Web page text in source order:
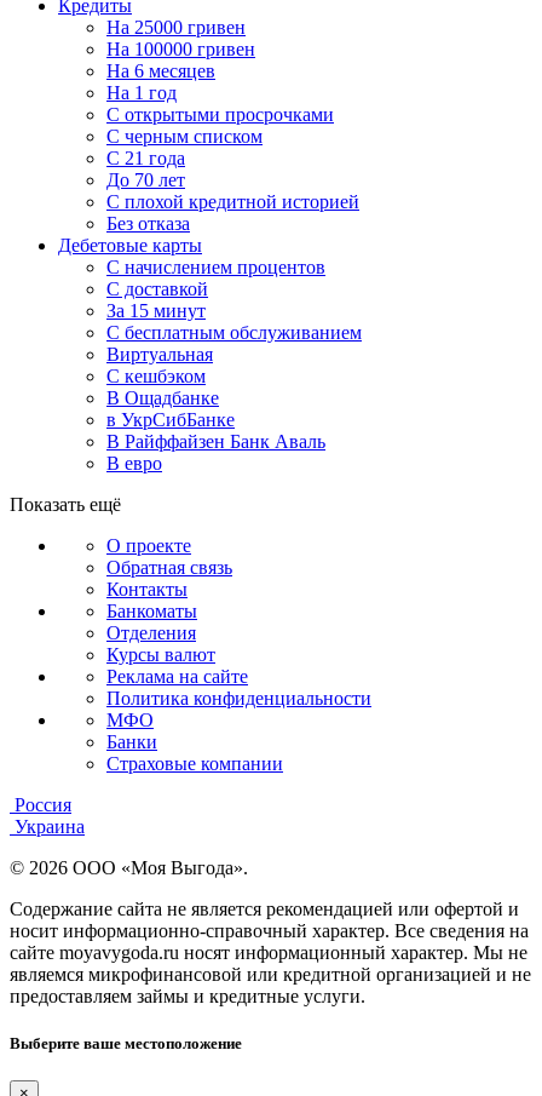
Кредиты
На 25000 гривен
На 100000 гривен
На 6 месяцев
На 1 год
С открытыми просрочками
С черным списком
С 21 года
До 70 лет
С плохой кредитной историей
Без отказа
Дебетовые карты
С начислением процентов
С доставкой
За 15 минут
С бесплатным обслуживанием
Виртуальная
С кешбэком
В Ощадбанке
в УкрСибБанке
В Райффайзен Банк Аваль
В евро
Показать ещё
О проекте
Обратная связь
Контакты
Банкоматы
Отделения
Курсы валют
Реклама на сайте
Политика конфиденциальности
МФО
Банки
Страховые компании
Россия
Украина
© 2026 ООО «Моя Выгода».
Содержание сайта не является рекомендацией или офертой и
носит информационно-справочный характер. Все сведения на
сайте moyavygoda.ru носят информационный характер. Мы не
являемся микрофинансовой или кредитной организацией и не
предоставляем займы и кредитные услуги.
Выберите ваше местоположение